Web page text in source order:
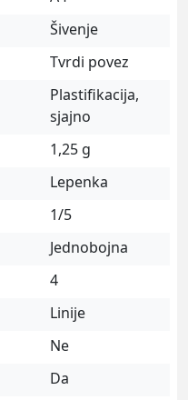
Šivenje
Tvrdi povez
Plastifikacija,
sjajno
1,25 g
Lepenka
1/5
Jednobojna
4
Linije
Ne
Da